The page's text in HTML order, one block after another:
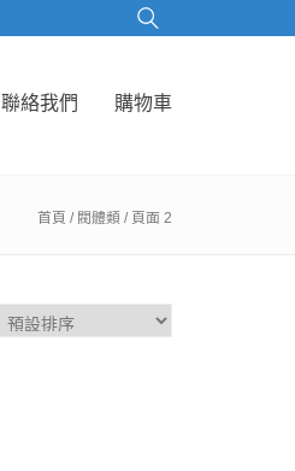
聯絡我們 購物車
首頁 / 閥體類 / 頁面 2